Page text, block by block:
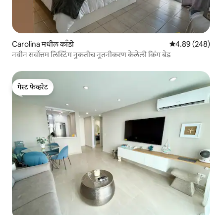
Carolina मधील काँडो 5 पैकी 4.89
4.89 (248)
नवीन सर्वोत्तम लिस्टिंग नुकतीच नूतनीकरण केलेली किंग बेड
गेस्ट फेव्हरेट
गेस्ट फेव्हरेट